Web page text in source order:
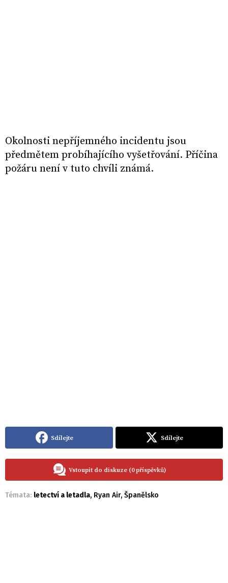
Okolnosti nepříjemného incidentu jsou
předmětem probíhajícího vyšetřování. Příčina
požáru není v tuto chvíli známá.
Sdílejte Sdílejte
Vstoupit do diskuze (0 příspěvků)
Témata: letectví a letadla, Ryan Air, Španělsko